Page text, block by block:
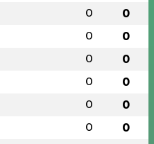
0 0
0 0
0 0
0 0
0 0
0 0